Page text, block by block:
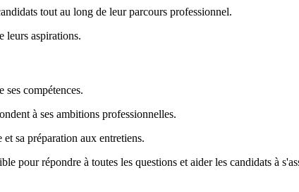
tout au long de leur parcours professionnel.
leurs aspirations.
compétences.
à ses ambitions professionnelles.
sa préparation aux entretiens.
pour répondre à toutes les questions et aider les candidats à